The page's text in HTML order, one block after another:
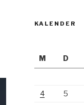
KALENDER
M
D
4
5